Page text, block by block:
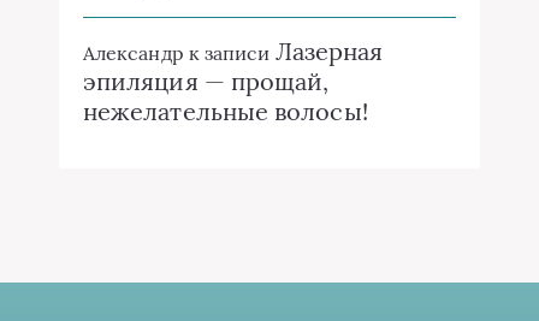
Александр к записи Лазерная
эпиляция — прощай,
нежелательные волосы!